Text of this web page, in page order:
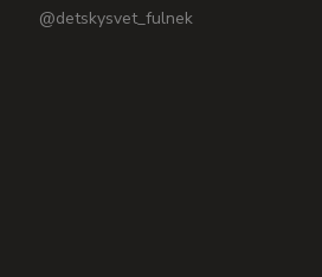
@detskysvet_fulnek